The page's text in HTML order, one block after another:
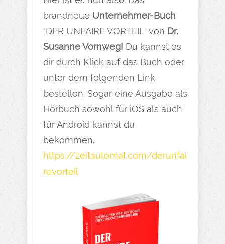
brandneue Unternehmer-Buch
"DER UNFAIRE VORTEIL" von Dr.
Susanne Vornweg! Du kannst es
dir durch Klick auf das Buch oder
unter dem folgenden Link
bestellen. Sogar eine Ausgabe als
Hörbuch sowohl für iOS als auch
für Android kannst du
bekommen.
https://zeitautomat.com/derunfai
revorteil